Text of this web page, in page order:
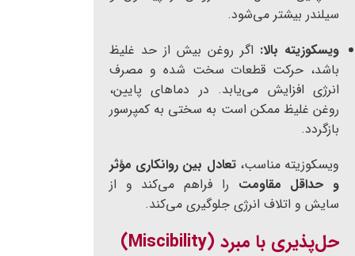
سیلندر بیشتر می‌شود.
ویسکوزیته بالا: اگر روغن بیش از حد غلیظ
باشد، حرکت قطعات سخت شده و مصرف
انرژی افزایش می‌یابد. در دماهای پایین،
روغن غلیظ ممکن است به سختی به کمپرسور
بازگردد.
ویسکوزیته مناسب،تعادل بین روانکاری مؤثر
و حداقل مقاومت را فراهم می‌کند و از
سایش و اتلاف انرژی جلوگیری می‌کند.
حل‌پذیری با مبرد (Miscibility)